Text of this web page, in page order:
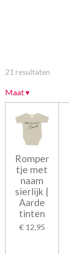
21 resultaten
Maat▾
Romper
tje met
naam
sierlijk |
Aarde
tinten
€ 12,95